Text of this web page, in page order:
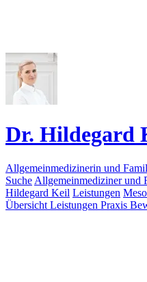
Dr. Hildegard
Allgemeinmedizinerin und
Suche Allgemeinmediziner und
Hildegard Keil Leistungen
Übersicht Leistungen Praxis